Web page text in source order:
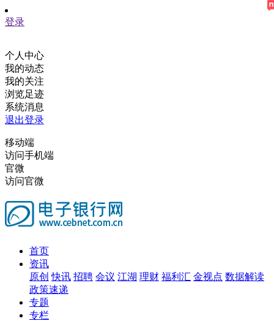
登录
个人中心
我的动态
我的关注
浏览足迹
系统消息
退出登录
移动端
访问手机端
官微
访问官微
首页
资讯
原创 快讯 招聘 会议 江湖 理财 福利汇 金视点 数据解读
政策速递
专题
专栏